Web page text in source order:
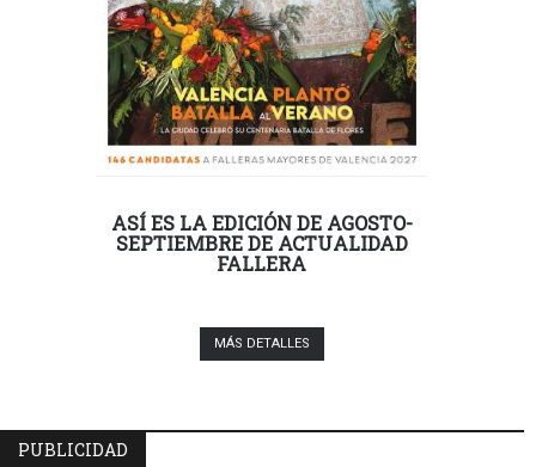
ASÍ ES LA EDICIÓN DE AGOSTO-
SEPTIEMBRE DE ACTUALIDAD
FALLERA
MÁS DETALLES
PUBLICIDAD